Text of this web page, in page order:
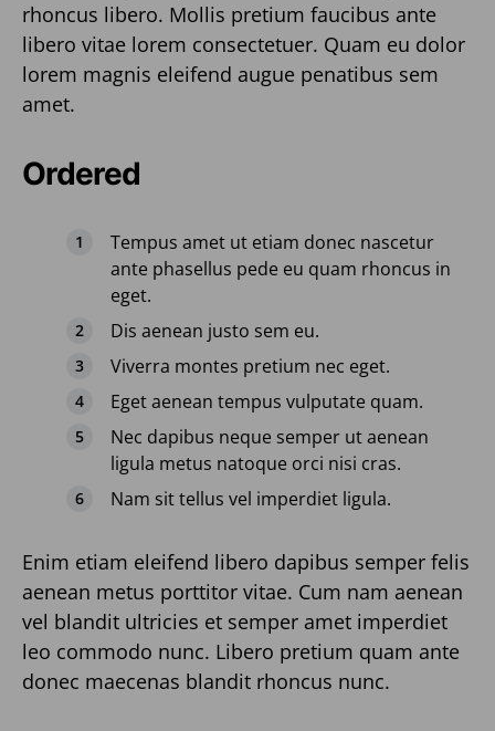
rhoncus libero. Mollis pretium faucibus ante
libero vitae lorem consectetuer. Quam eu dolor
lorem magnis eleifend augue penatibus sem
amet.
Ordered
Tempus amet ut etiam donec nascetur
ante phasellus pede eu quam rhoncus in
eget.
Dis aenean justo sem eu.
Viverra montes pretium nec eget.
Eget aenean tempus vulputate quam.
Nec dapibus neque semper ut aenean
ligula metus natoque orci nisi cras.
Nam sit tellus vel imperdiet ligula.
Enim etiam eleifend libero dapibus semper felis
aenean metus porttitor vitae. Cum nam aenean
vel blandit ultricies et semper amet imperdiet
leo commodo nunc. Libero pretium quam ante
donec maecenas blandit rhoncus nunc.